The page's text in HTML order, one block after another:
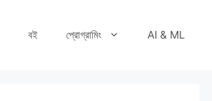
বই প্রোগ্রামিং AI & ML